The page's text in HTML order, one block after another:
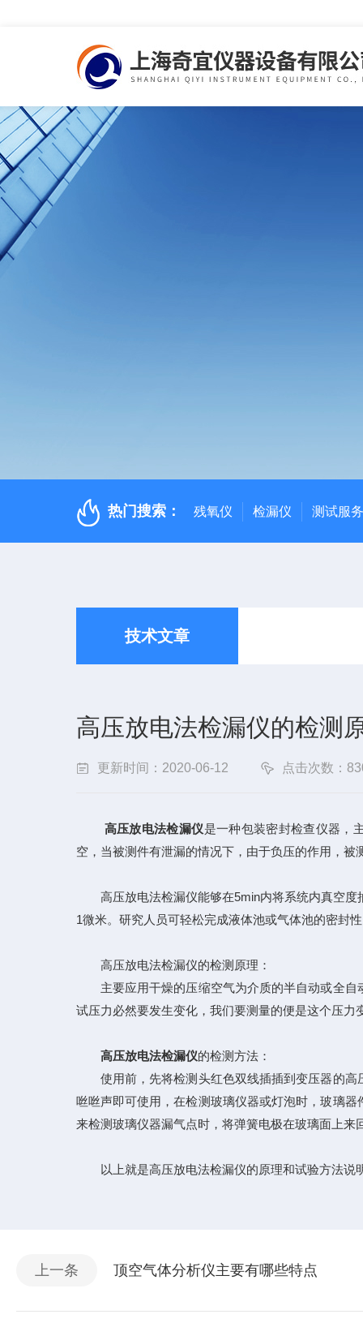
热门搜索： 残氧仪 检漏仪 测试服务
技术文章
高压放电法检漏仪的检测
更新时间：2020-06-12 点击次数：
高压放电法检漏仪是一种包装密封检查仪器，
空，当被测件有泄漏的情况下，由于负压的作用，
高压放电法检漏仪能够在5min内将系统内真空度
1微米。研究人员可轻松完成液体池或气体池的密封
高压放电法检漏仪的检测原理：
主要应用干燥的压缩空气为介质的半自动或全自
试压力必然要发生变化，我们要测量的便是这个压
高压放电法检漏仪的检测方法：
使用前，先将检测头红色双线插插到变压器的高
咝咝声即可使用，在检测玻璃仪器或灯泡时，玻璃
来检测玻璃仪器漏气点时，将弹簧电极在玻璃面上
以上就是高压放电法检漏仪的原理和试验方法说
上一条 顶空气体分析仪主要有哪些特点